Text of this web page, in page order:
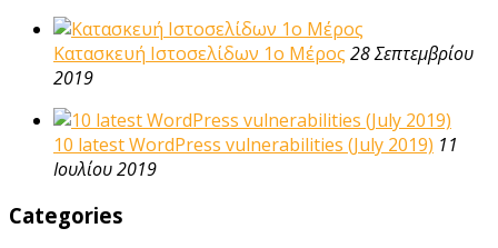
Κατασκευή Ιστοσελίδων 1ο Μέρος 28 Σεπτεμβρίου
2019
10 latest WordPress vulnerabilities (July 2019) 11
Ιουλίου 2019
Categories